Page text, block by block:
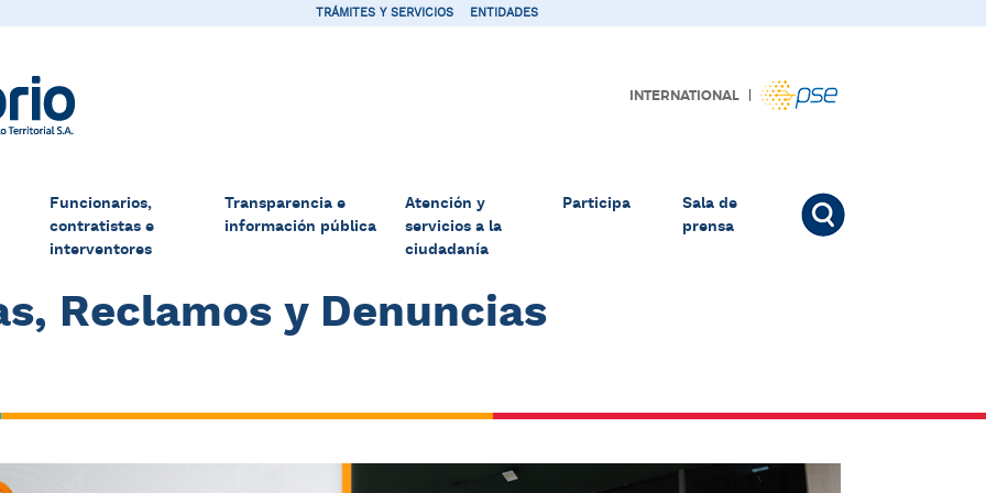
TRÁMITES Y SERVICIOS ENTIDADES
INTERNATIONAL |
Funcionarios,
contratistas e
interventores
Transparencia e
información pública
Atención y
servicios a la
ciudadanía
Participa
Sala de
prensa
Reclamos y Denuncias